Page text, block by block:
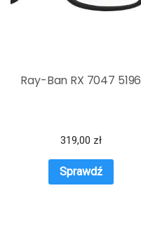
Ray-Ban RX 7047 5196
319,00 zł
Sprawdź